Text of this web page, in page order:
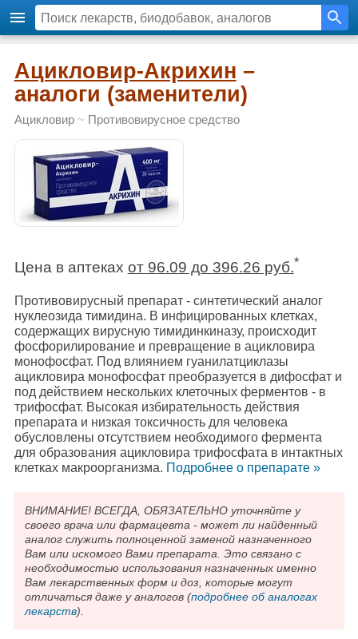
Ацикловир-Акрихин –
аналоги (заменители)
Ацикловир~ Противовирусное средство
Цена в аптеках от 96.09 до 396.26 руб.*
Противовирусный препарат - синтетический аналог
нуклеозида тимидина. В инфицированных клетках,
содержащих вирусную тимидинкиназу, происходит
фосфорилирование и превращение в ацикловира
монофосфат. Под влиянием гуанилатциклазы
ацикловира монофосфат преобразуется в дифосфат и
под действием нескольких клеточных ферментов - в
трифосфат. Высокая избирательность действия
препарата и низкая токсичность для человека
обусловлены отсутствием необходимого фермента
для образования ацикловира трифосфата в интактных
клетках макроорганизма. Подробнee о препарате »
ВНИМАНИЕ! ВСЕГДА, ОБЯЗАТЕЛЬНО уточняйте у
своего врача или фармацевта - может ли найденный
аналог служить полноценной заменой назначенного
Вам или искомого Вами препарата. Это связано с
необходимостью использования назначенных именно
Вам лекарственных форм и доз, которые могут
отличаться даже у аналогов (подробнее об аналогах
лекарств).